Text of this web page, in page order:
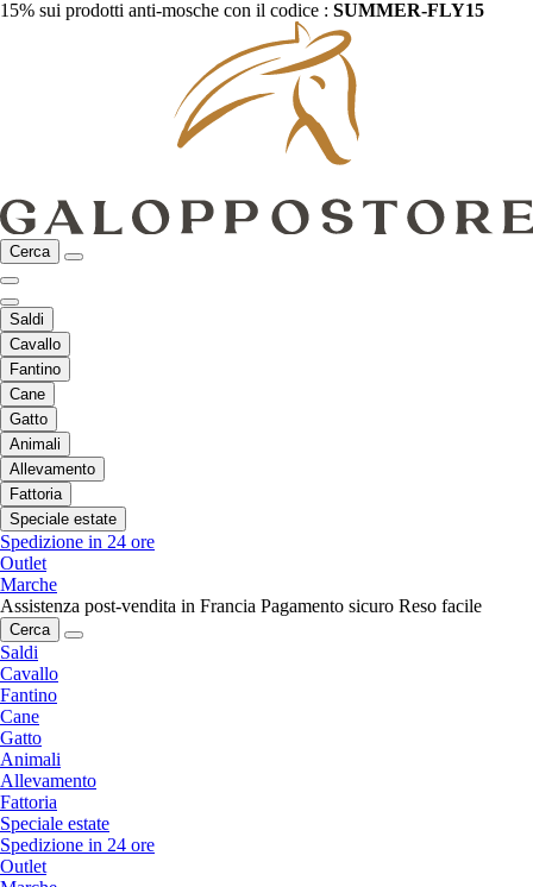
15% sui prodotti anti-mosche con il codice : SUMMER-FLY15
Cerca
Saldi
Cavallo
Fantino
Cane
Gatto
Animali
Allevamento
Fattoria
Speciale estate
Spedizione in 24 ore
Outlet
Marche
Assistenza post-vendita in Francia Pagamento sicuro Reso facile
Cerca
Saldi
Cavallo
Fantino
Cane
Gatto
Animali
Allevamento
Fattoria
Speciale estate
Spedizione in 24 ore
Outlet